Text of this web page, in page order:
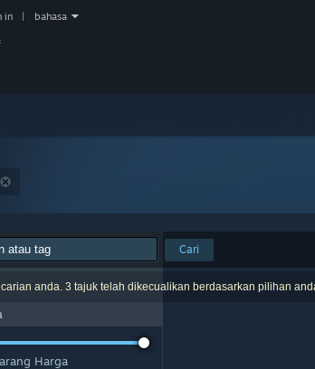
in bahasa
Cari
anda. 3 tajuk telah dikecualikan berdasarkan pilihan
Harga